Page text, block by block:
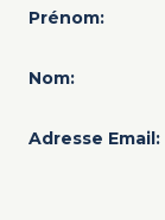
Prénom:
Nom:
Adresse Email: